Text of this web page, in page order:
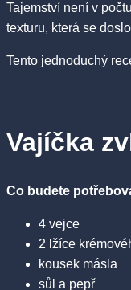
Tajemství není v
texturu, která se
Tento jednoduchý
Vajíčka
Co budete
4 vejce
2 lžíce
kousek másla
sůl a pepř